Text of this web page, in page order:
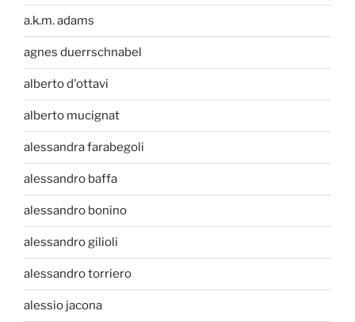
a.k.m. adams
agnes duerrschnabel
alberto d'ottavi
alberto mucignat
alessandra farabegoli
alessandro baffa
alessandro bonino
alessandro gilioli
alessandro torriero
alessio jacona